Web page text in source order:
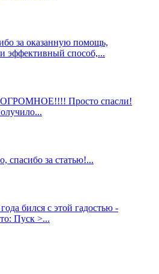
за оказанную помощь,
эффективный способ,...
ОГРОМНОЕ!!!! Просто спасли!
спасибо за статью!...
бился с этой гадостью -
Пуск >...